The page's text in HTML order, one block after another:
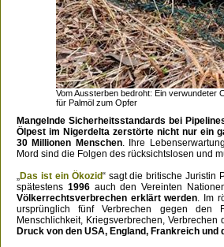
Vom Aussterben bedroht: Ein verwundeter
für Palmöl zum Opfer
Mangelnde Sicherheitsstandards bei
Ölpest im Nigerdelta zerstörte nicht nur ein
30 Millionen Menschen. Ihre
Mord sind die Folgen des rücksichtslosen und
„Das ist ein Ökozid“ sagt die britische Juristin
spätestens 1996auch den Vereinten
Völkerrechtsverbrechen erklärt werden. Im
ursprünglich fünf Verbrechen gegen den
Menschlichkeit, Kriegsverbrechen,
Druck von den USA, England, Frankreich